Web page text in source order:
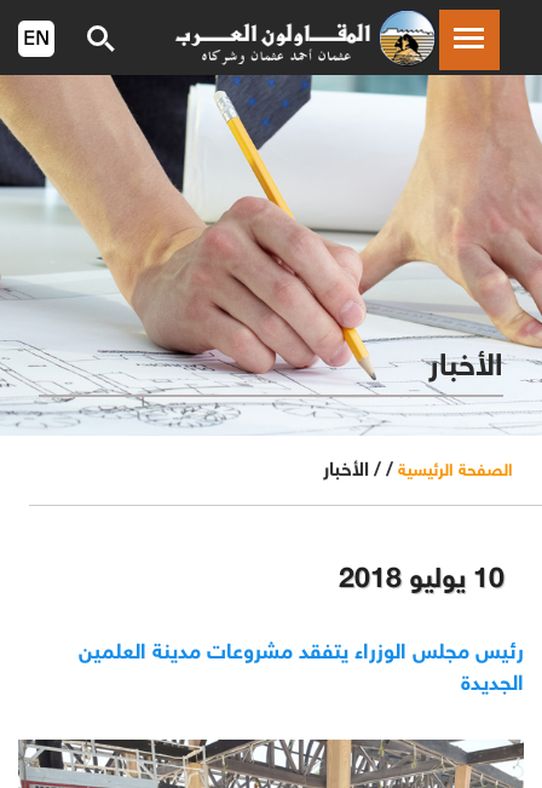
الأخبار
الصفحة الرئيسية / / الأخبار
10 يوليو 2018
رئيس مجلس الوزراء يتفقد مشروعات مدينة العلمين
الجديدة